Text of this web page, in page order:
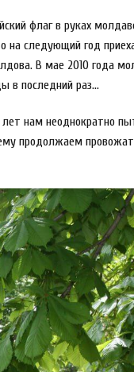
флаг в руках
на следующий год
В мае 2010 года
в последний раз…
нам неоднократно
продолжаем